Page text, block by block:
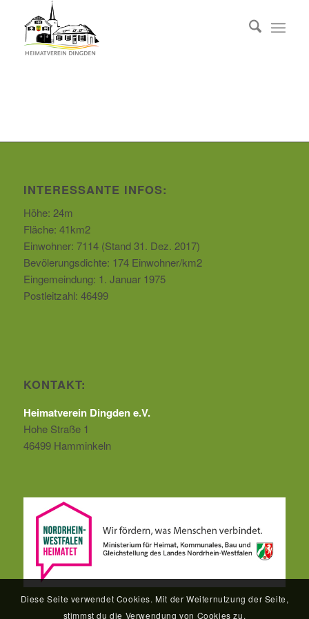
INTERESSANTE INFOS:
Höhe: 24m
Fläche: 41km2
Einwohner: 7114 (Stand 31. Dez. 2017)
Bevölerungsdichte: 174 Einwohner/km2
Eingemeindung: 1. Januar 1975
Postleitzahl: 46499
KONTAKT:
Heimatverein Dingden e.V.
Hohe Straße 1
46499 Hamminkeln
Diese Seite verwendet Cookies. Mit der Weiternutzung der Seite,
stimmst du die Verwendung von Cookies zu.